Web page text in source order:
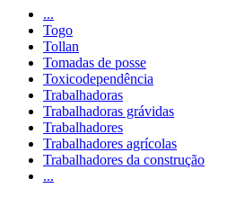
...
Togo
Tollan
Tomadas de posse
Toxicodependência
Trabalhadoras
Trabalhadoras grávidas
Trabalhadores
Trabalhadores agrícolas
Trabalhadores da construção
...